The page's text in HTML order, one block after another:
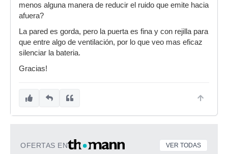
menos alguna manera de reducir el ruido que emite hacia
afuera?
La pared es gorda, pero la puerta es fina y con rejilla para
que entre algo de ventilación, por lo que veo mas eficaz
silenciar la bateria.
Gracias!
OFERTAS EN VER TODAS